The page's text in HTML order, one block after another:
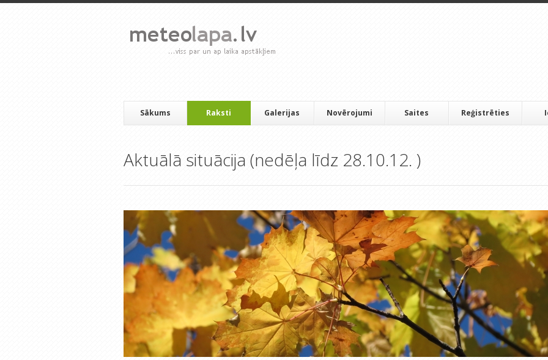
Sākums Raksti Galerijas Novērojumi Saites Reģistrēties
Aktuālā situācija (nedēļa līdz 28.10.12. )